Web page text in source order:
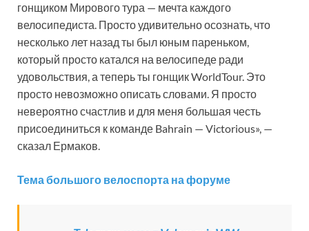
гонщиком Мирового тура — мечта каждого
велосипедиста. Просто удивительно осознать, что
несколько лет назад ты был юным пареньком,
который просто катался на велосипеде ради
удовольствия, а теперь ты гонщик WorldTour. Это
просто невозможно описать словами. Я просто
невероятно счастлив и для меня большая честь
присоединиться к команде Bahrain — Victorious», —
сказал Ермаков.
Тема большого велоспорта на форуме